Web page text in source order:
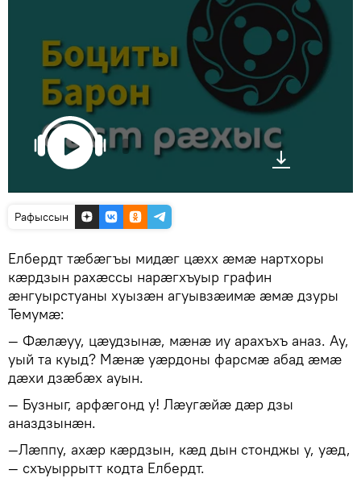
Рафыссын
Елбердт тæбæгъы мидæг цæхх æмæ нартхоры
кæрдзын рахæссы нарæгхъуыр графин
æнгуырстуаны хуызæн агуывзæимæ æмæ дзуры
Темумæ:
— Фæлæуу, цæудзынæ, мæнæ иу арахъхъ аназ. Ау,
уый та куыд? Мæнæ уæрдоны фарсмæ абад æмæ
дæхи дзæбæх ауын.
— Бузныг, арфæгонд у! Лæугæйæ дæр дзы
аназдзынæн.
—Лæппу, ахæр кæрдзын, кæд дын стонджы у, уæд,
— схъуыррытт кодта Елбердт.